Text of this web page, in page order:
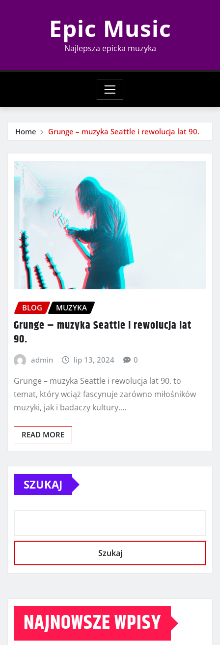
Epic Music
Najlepsza epicka muzyka
Home Grunge – muzyka Seattle i rewolucja lat 90.
BLOG MUZYKA
Grunge – muzyka Seattle i rewolucja lat
90.
admin lip 13, 2024 0
Grunge – muzyka Seattle i rewolucja lat 90. to
temat, który wciąż fascynuje zarówno miłośników
muzyki, jak i badaczy kultury.…
READ MORE
SZUKAJ
Szukaj
NAJNOWSZE WPISY